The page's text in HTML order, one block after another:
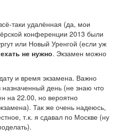
таки удалённая (да, мои
конференции 2013 были
или Новый Уренгой (если уж
ехать не нужно. Экзамен можно
и время экзамена. Важно
назначенный день (не знаю что
на 22.00, но вероятно
Так же очень надеюсь,
т.к. я сдавал по Москве (ну